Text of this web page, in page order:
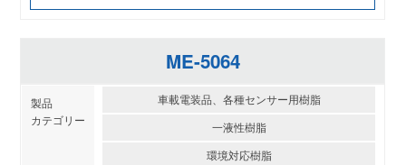
ME-5064
車載電装品、各種センサー用樹脂
一液性樹脂
環境対応樹脂